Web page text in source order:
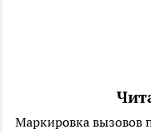
Маркировка вызовов